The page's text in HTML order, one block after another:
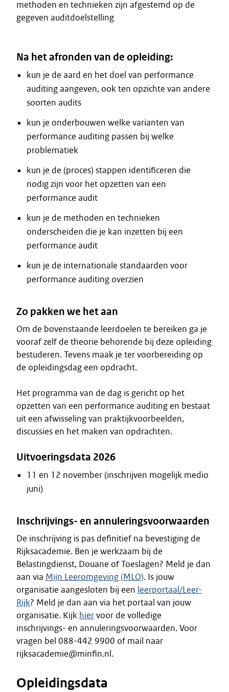
methoden en technieken zijn afgestemd op de
gegeven auditdoelstelling
Na het afronden van de opleiding:
kun je de aard en het doel van performance
auditing aangeven, ook ten opzichte van andere
soorten audits
kun je onderbouwen welke varianten van
performance auditing passen bij welke
problematiek
kun je de (proces) stappen identificeren die
nodig zijn voor het opzetten van een
performance audit
kun je de methoden en technieken
onderscheiden die je kan inzetten bij een
performance audit
kun je de internationale standaarden voor
performance auditing overzien
Zo pakken we het aan
Om de bovenstaande leerdoelen te bereiken ga je
vooraf zelf de theorie behorende bij deze opleiding
bestuderen. Tevens maak je ter voorbereiding op
de opleidingsdag een opdracht.
Het programma van de dag is gericht op het
opzetten van een performance auditing en bestaat
uit een afwisseling van praktijkvoorbeelden,
discussies en het maken van opdrachten.
Uitvoeringsdata 2026
11 en 12 november (inschrijven mogelijk medio
juni)
Inschrijvings- en annuleringsvoorwaarden
De inschrijving is pas definitief na bevestiging de
Rijksacademie. Ben je werkzaam bij de
Belastingdienst, Douane of Toeslagen? Meld je dan
aan via Mijn Leeromgeving (MLO). Is jouw
organisatie aangesloten bij een leerportaal/Leer-
Rijk? Meld je dan aan via het portaal van jouw
organisatie. Kijk hiervoor de volledige
inschrijvings- en annuleringsvoorwaarden. Voor
vragen bel 088-442 9900 of mail naar
rijksacademie@minfin.nl.
Opleidingsdata